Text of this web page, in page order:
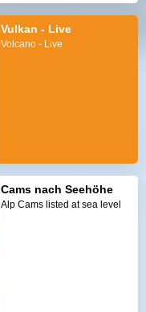
Vulkan - Live
Volcano - Live
Cams nach Seehöhe
Alp Cams listed at sea level